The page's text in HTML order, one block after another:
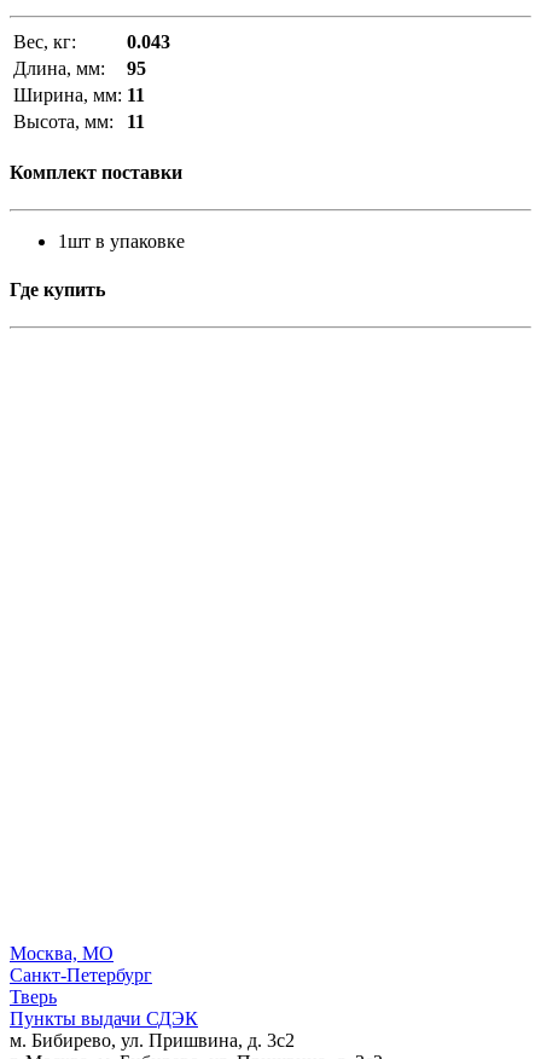
Вес, кг:
0.043
Длина, мм:
95
Ширина, мм: 11
Высота, мм:
11
Комплект поставки
1шт в упаковке
Где купить
Москва, МО
Санкт-Петербург
Тверь
Пункты выдачи СДЭК
м. Бибирево, ул. Пришвина, д. 3с2